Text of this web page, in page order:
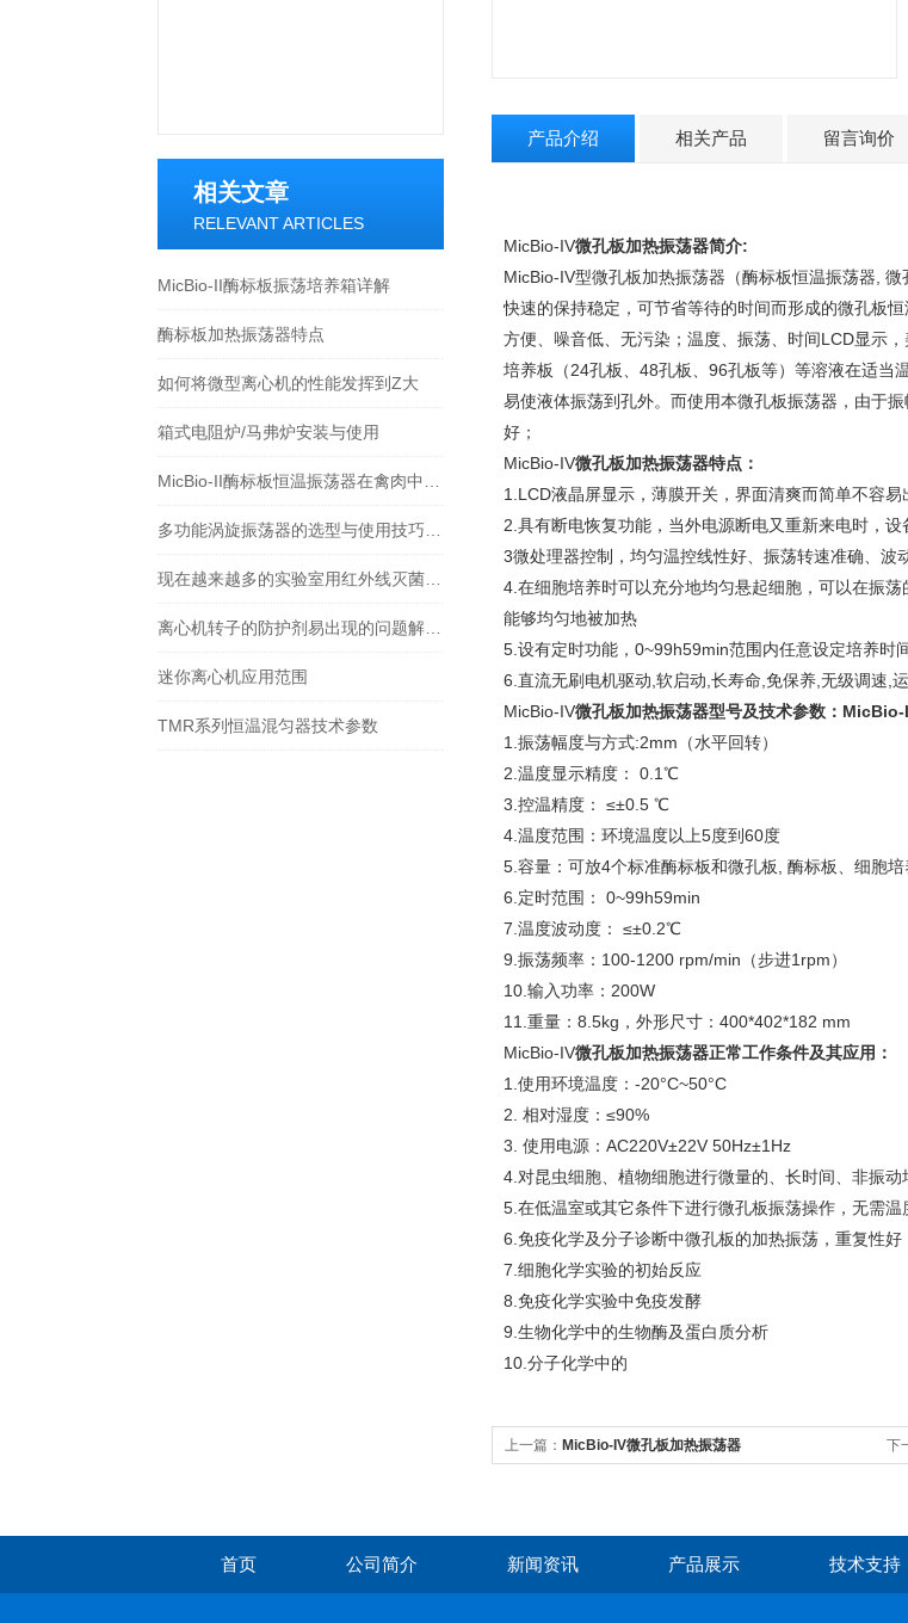
相关文章
RELEVANT ARTICLES
MicBio-II酶标板振荡培养箱详解
酶标板加热振荡器特点
如何将微型离心机的性能发挥到Z大
箱式电阻炉/马弗炉安装与使用
迷你离心机应用范围
TMR系列恒温混匀器技术参数
产品介绍 相关产品 留言询价
MicBio-IV微孔板加热振荡器简介:
MicBio-IV型微孔板加热振荡器（酶标板恒温振荡器,
快速的保持稳定，可节省等待的时间而形成的微孔板
方便、噪音低、无污染；温度、振荡、时间LCD显示
培养板（24孔板、48孔板、96孔板等）等溶液在适当
易使液体振荡到孔外。而使用本微孔板振荡器，由于
好；
MicBio-IV微孔板加热振荡器特点：
1.LCD液晶屏显示，薄膜开关，界面清爽而简单不容
2.具有断电恢复功能，当外电源断电又重新来电时，
3微处理器控制，均匀温控线性好、振荡转速准确、波
4.在细胞培养时可以充分地均匀悬起细胞，可以在振
能够均匀地被加热
5.设有定时功能，0~99h59min范围内任意设定培养时
6.直流无刷电机驱动,软启动,长寿命,免保养,无级调速,
MicBio-IV微孔板加热振荡器型号及技术参数： MicBio-
1.振荡幅度与方式:2mm（水平回转）
2.温度显示精度： 0.1℃
3.控温精度： ≤±0.5 ℃
4.温度范围：环境温度以上5度到60度
5.容量：可放4个标准酶标板和微孔板, 酶标板、细胞培
6.定时范围： 0~99h59min
7.温度波动度： ≤±0.2℃
9.振荡频率：100-1200 rpm/min（步进1rpm）
10.输入功率：200W
11.重量：8.5kg，外形尺寸：400*402*182 mm
MicBio-IV微孔板加热振荡器正常工作条件及其应用：
1.使用环境温度：-20°C~50°C
2. 相对湿度：≤90%
3. 使用电源：AC220V±22V 50Hz±1Hz
4.对昆虫细胞、植物细胞进行微量的、长时间、非振动
5.在低温室或其它条件下进行微孔板振荡操作，无需温
6.免疫化学及分子诊断中微孔板的加热振荡，重复性
7.细胞化学实验的初始反应
8.免疫化学实验中免疫发酵
9.生物化学中的生物酶及蛋白质分析
10. 分子化学中的
上一篇： MicBio-IV微孔板加热振荡器 下
首页 公司简介 新闻资讯 产品展示 技术支持